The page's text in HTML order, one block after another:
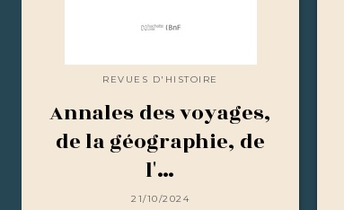
REVUES D'HISTOIRE
Annales des voyages,
de la géographie, de
l'…
21/10/2024